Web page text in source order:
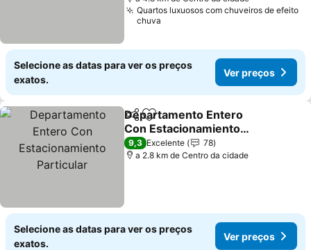
Quartos luxuosos com chuveiros de efeito
chuva
Selecione as datas para ver os preços
exatos.
Ver preços
PartilharAdicionar aos favoritos
Departamento Entero
Con Estacionamiento
Particular
Ver preços
9,3 Excelente
78
a 2.8 km de Centro da cidade
Selecione as datas para ver os preços
exatos.
Ver preços